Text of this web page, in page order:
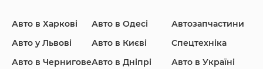
Honda Hyundai
Авто в Харкові
Авто у Львові
Авто в Чернигове
Авто в Одесі
Авто в Києві
Авто в Дніпрі
Автозапчастини
Спецтехніка
Авто в Україні